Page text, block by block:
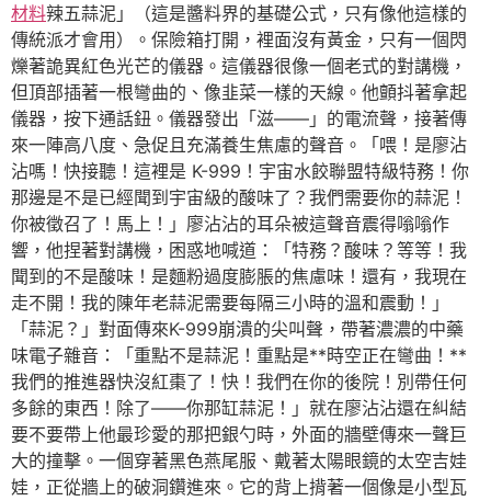
材料辣五蒜泥」（這是醬料界的基礎公式，只有像他這樣的
傳統派才會用）。保險箱打開，裡面沒有黃金，只有一個閃
爍著詭異紅色光芒的儀器。這儀器很像一個老式的對講機，
但頂部插著一根彎曲的、像韭菜一樣的天線。他顫抖著拿起
儀器，按下通話鈕。儀器發出「滋——」的電流聲，接著傳
來一陣高八度、急促且充滿養生焦慮的聲音。「喂！是廖沾
沾嗎！快接聽！這裡是 K-999！宇宙水餃聯盟特級特務！你
那邊是不是已經聞到宇宙級的酸味了？我們需要你的蒜泥！
你被徵召了！馬上！」廖沾沾的耳朵被這聲音震得嗡嗡作
響，他捏著對講機，困惑地喊道：「特務？酸味？等等！我
聞到的不是酸味！是麵粉過度膨脹的焦慮味！還有，我現在
走不開！我的陳年老蒜泥需要每隔三小時的溫和震動！」
「蒜泥？」對面傳來K-999崩潰的尖叫聲，帶著濃濃的中藥
味電子雜音：「重點不是蒜泥！重點是**時空正在彎曲！**
我們的推進器快沒紅棗了！快！我們在你的後院！別帶任何
多餘的東西！除了——你那缸蒜泥！」就在廖沾沾還在糾結
要不要帶上他最珍愛的那把銀勺時，外面的牆壁傳來一聲巨
大的撞擊。一個穿著黑色燕尾服、戴著太陽眼鏡的太空吉娃
娃，正從牆上的破洞鑽進來。它的背上揹著一個像是小型瓦